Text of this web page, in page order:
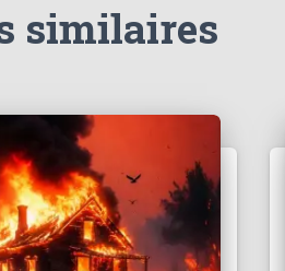
similaires